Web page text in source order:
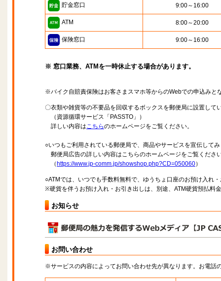
貯金窓口 9:00～16:00
ATM 8:00～20:00
保険窓口 9:00～16:00
※ 窓口業務、ATMを一時休止する場合があります。
※バイク自賠責保険はお客さまスマホ等からのWebでの申込みと
〇衣類や雑貨等の不要品を回収するボックスを郵便局に設置して
（資源循環サービス「PASSTO」）
詳しい内容はこちらのホームページをご覧ください。
○いつもご利用されている郵便局で、商品やサービスを宣伝して
郵便局広告の詳しい内容はこちらのホームページをご覧くださ
（ https://www.jp-comm.jp/showshop.php?CD=050060）
○ATMでは、いつでも手数料無料で、ゆうちょ口座のお預け入れ
※硬貨を伴うお預け入れ・お引き出しは、別途、ATM硬貨預払料
お知らせ
お問い合わせ
※サービスの内容によってお問い合わせ先が異なります。お電話